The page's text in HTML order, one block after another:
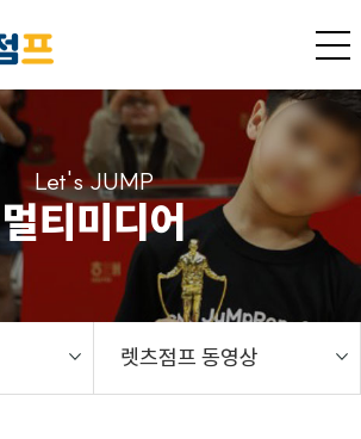
Let's JUMP
멀티미디어
렛츠점프 동영상